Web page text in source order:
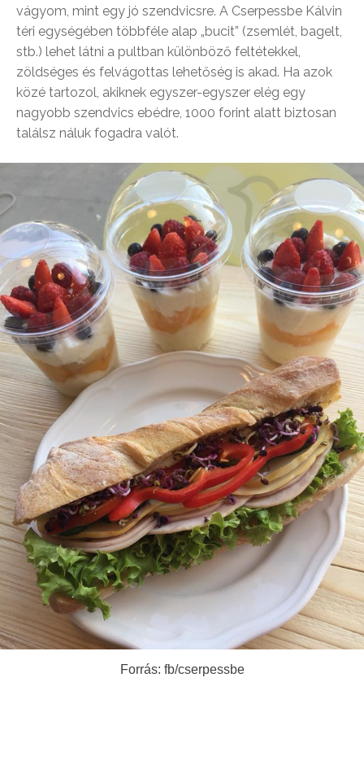
vágyom, mint egy jó szendvicsre. A Cserpessbe Kálvin
téri egységében többféle alap „bucit” (zsemlét, bagelt,
stb.) lehet látni a pultban különböző feltétekkel,
zöldséges és felvágottas lehetőség is akad. Ha azok
közé tartozol, akiknek egyszer-egyszer elég egy
nagyobb szendvics ebédre, 1000 forint alatt biztosan
találsz náluk fogadra valót.
Forrás: fb/cserpessbe